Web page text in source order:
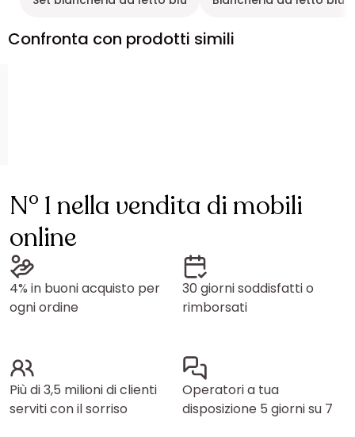
Confronta con prodotti simili
N° 1 nella vendita di mobili
online
4% in buoni acquisto per
ogni ordine
30 giorni soddisfatti o
rimborsati
Più di 3,5 milioni di clienti
serviti con il sorriso
Operatori a tua
disposizione 5 giorni su 7